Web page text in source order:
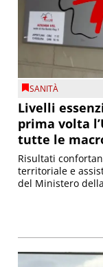
SANITÀ
Livelli
prima volta
tutte le
Risultati
territoriale e
del Ministero